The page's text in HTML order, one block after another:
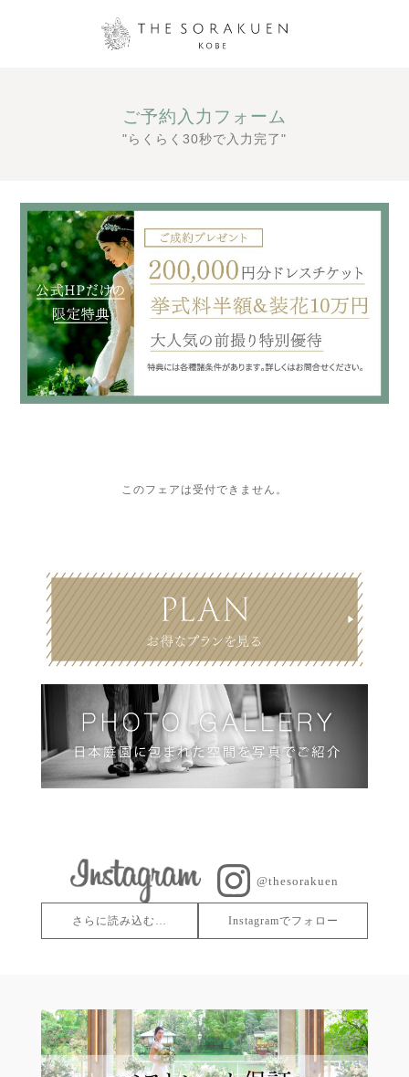
ご予約入力フォーム
"らくらく30秒で入力完了"
このフェアは受付できません。
@thesorakuen
さらに読み込む… Instagramでフォロー